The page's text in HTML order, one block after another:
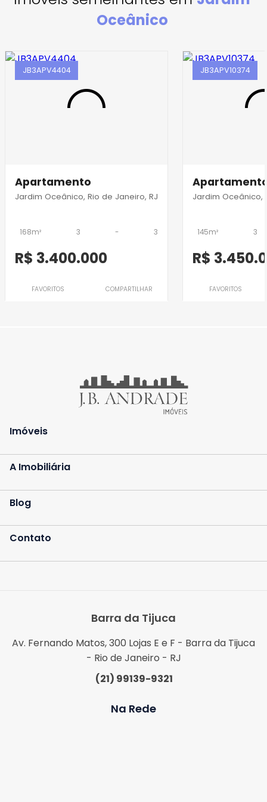
Oceânico
JB3APV4404
Apartamento
Jardim Oceânico, Rio de Janeiro, RJ
168m² 3 - 3
R$ 3.400.000
FAVORITOS COMPARTILHAR
JB3APV10374
Jardim Oceânico,
145m² 3
R$
FAVORITOS
Imóveis
A Imobiliária
Blog
Contato
Barra da Tijuca
Av. Fernando Matos, 300 Lojas E e F - Barra da Tijuca
- Rio de Janeiro - RJ
(21) 99139-9321
Na Rede